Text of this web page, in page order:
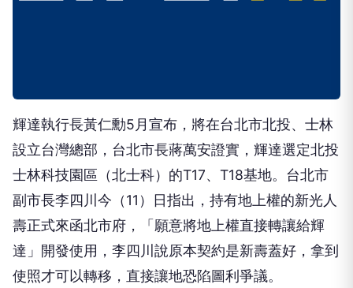
輝達執行長黃仁勳5月宣布，將在台北市北投、士林
設立台灣總部，台北市長蔣萬安證實，輝達選定北投
士林科技園區（北士科）的T17、T18基地。台北市
副市長李四川今（11）日指出，持有地上權的新光人
壽正式來函北市府，「願意將地上權直接轉讓給輝
達」開發使用，李四川說原本契約是新壽蓋好，拿到
使照才可以轉移，直接讓地恐陷圖利爭議。